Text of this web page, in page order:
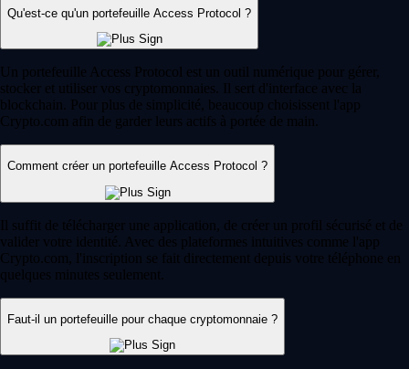
Qu'est-ce qu'un portefeuille Access Protocol ?
Un portefeuille Access Protocol est un outil numérique pour gérer,
stocker et utiliser vos cryptomonnaies. Il sert d'interface avec la
blockchain. Pour plus de simplicité, beaucoup choisissent l'app
Crypto.com afin de garder leurs actifs à portée de main.
Comment créer un portefeuille Access Protocol ?
Il suffit de télécharger une application, de créer un profil sécurisé et de
valider votre identité. Avec des plateformes intuitives comme l'app
Crypto.com, l'inscription se fait directement depuis votre téléphone en
quelques minutes seulement.
Faut-il un portefeuille pour chaque cryptomonnaie ?